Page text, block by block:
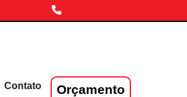
Contato Orçamento